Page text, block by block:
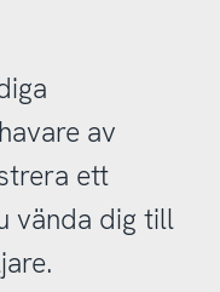
av
ett
vända dig till